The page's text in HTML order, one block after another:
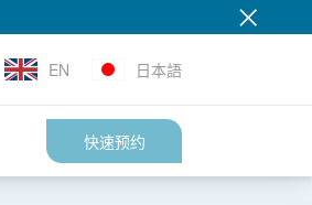
EN 日本語
快速预约